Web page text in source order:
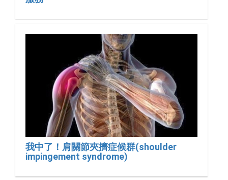
我中了！肩關節夾擠症候群(shoulder
impingement syndrome)